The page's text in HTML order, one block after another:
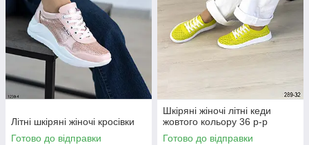
Літні шкіряні жіночі кросівки
Готово до відправки
Шкіряні жіночі літні кеди
жовтого кольору 36 р-р
Готово до відправки